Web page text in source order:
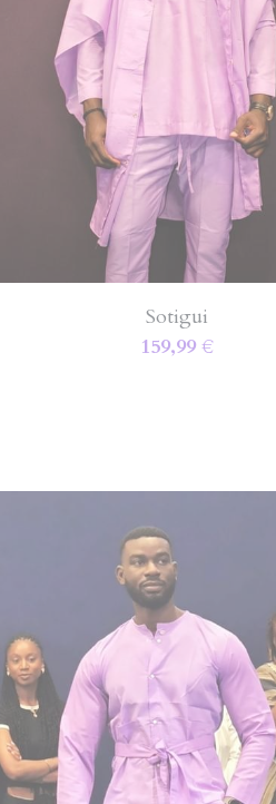
Sotigui
159,99 €